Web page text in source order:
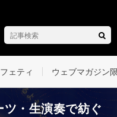
ェティ ウェブマガジン
・生演奏で紡ぐ